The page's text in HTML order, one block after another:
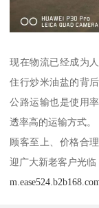
现在物流已经成为
住行炒米油盐的背
公路运输也是使用
透率高的运输方式。
顾客至上、价格合
迎广大新老客户光临